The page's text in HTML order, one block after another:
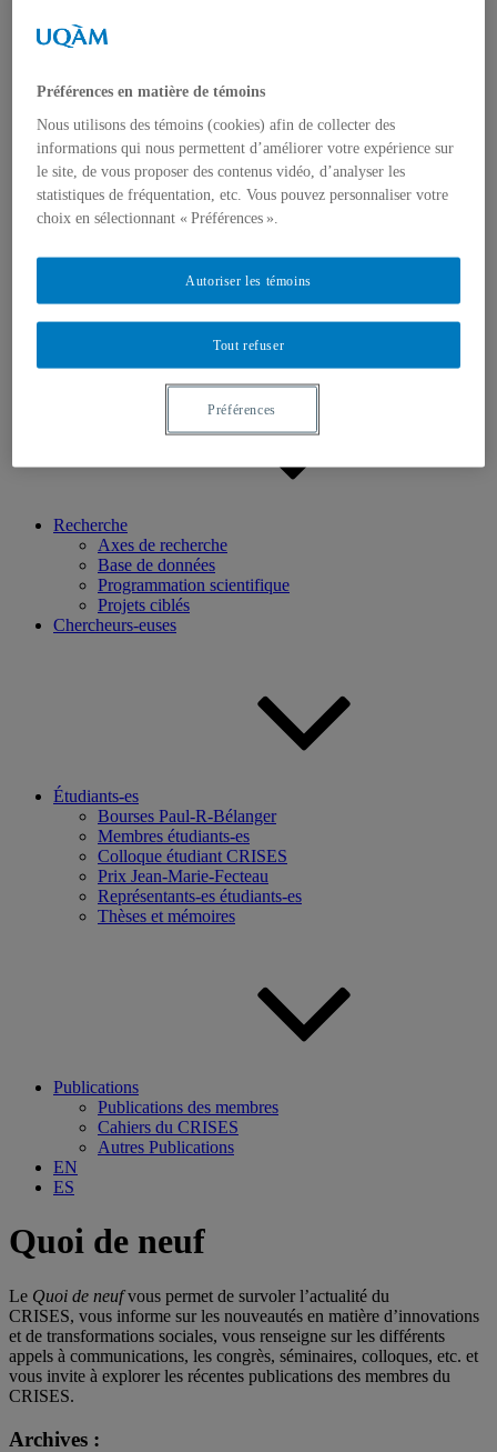
Communiqués
Distinctions
Activités
Événements à venir
Vidéos et baladodiffusions
Recherche
Axes de recherche
Base de données
Programmation scientifique
Projets ciblés
Chercheurs-euses
Étudiants-es
Bourses Paul-R-Bélanger
Membres étudiants-es
Colloque étudiant CRISES
Prix Jean-Marie-Fecteau
Représentants-es étudiants-es
Thèses et mémoires
Publications
Publications des membres
Cahiers du CRISES
Autres Publications
EN
ES
Quoi de neuf
Le Quoi de neufvous permet de survoler l’actualité du
CRISES, vous informe sur les nouveautés en matière d’innovations
et de transformations sociales, vous renseigne sur les différents
appels à communications, les congrès, séminaires, colloques, etc. et
vous invite à explorer les récentes publications des membres du
CRISES.
Archives :
Préférences en matière de témoins
Nous utilisons des témoins (cookies) afin de collecter des
informations qui nous permettent d’améliorer votre expérience sur
le site, de vous proposer des contenus vidéo, d’analyser les
statistiques de fréquentation, etc. Vous pouvez personnaliser votre
choix en sélectionnant « Préférences ».
Tout refuser
Autoriser les témoins
Préférences